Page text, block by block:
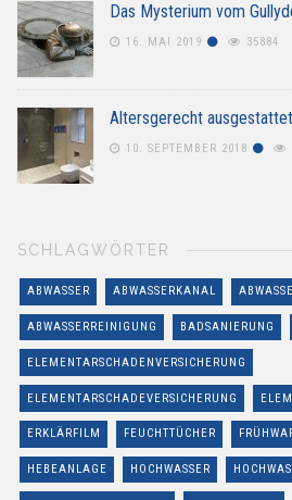
Das Mysterium vom
16. MAI 2019 35884
Altersgerecht
10. SEPTEMBER 2018
SCHLAGWÖRTER
ABWASSER ABWASSERKANAL
ABWASSERREINIGUNG BADSANIERUNG
ELEMENTARSCHADENVERSICHERUNG
ELEMENTARSCHADEVERSICHERUNG
ERKLÄRFILM FEUCHTTÜCHER
HEBEANLAGE HOCHWASSER